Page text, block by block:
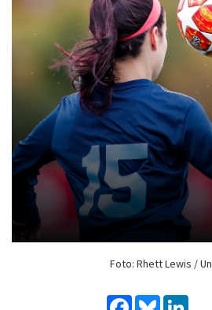
Foto: Rhett Lewis /
Facebook
Bluesky